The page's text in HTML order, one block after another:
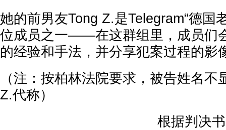
她的前男友Tong Z.是Telegram“德国
位成员之一——在这群组里，成员们
的经验和手法，并分享犯案过程的影
（注：按柏林法院要求，被告姓名不
Z.代称）
根据判决